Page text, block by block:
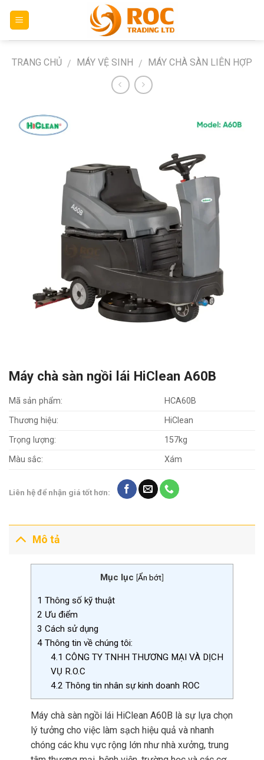
TRANG CHỦ / MÁY VỆ SINH / MÁY CHÀ SÀN LIÊN HỢP
Máy chà sàn ngồi lái HiClean A60B
Mã sản phẩm:
HCA60B
Thương hiệu:
HiClean
Trọng lượng:
157kg
Màu sắc:
Xám
Liên hệ để nhận giá tốt hơn:
Mô tả
Mục lục [Ẩn bớt]
1 Thông số kỹ thuật
2 Ưu điểm
3 Cách sử dụng
4Thông tin về chúng tôi:
4.1 CÔNG TY TNHH THƯƠNG MẠI VÀ DỊCH
VỤ R.O.C
4.2 Thông tin nhân sự kinh doanh ROC
Máy chà sàn ngồi lái HiClean A60B là sự lựa chọn
lý tưởng cho việc làm sạch hiệu quả và nhanh
chóng các khu vực rộng lớn như nhà xưởng, trung